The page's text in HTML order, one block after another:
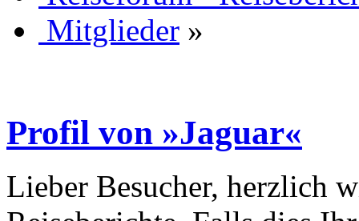
Mitglieder »
Profil von »Jaguar«
Lieber Besucher, herzlich